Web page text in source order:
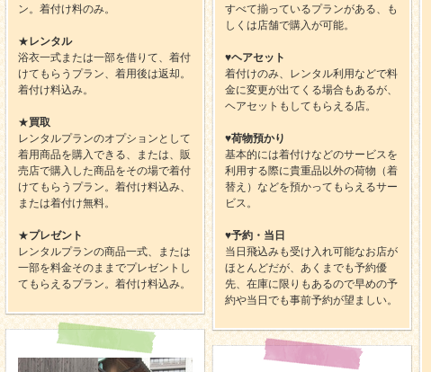
ン。着付け料のみ。
★ レンタル
浴衣一式または一部を借りて、着付
けてもらうプラン、着用後は返却。
着付け料込み。
★買取
レンタルプランのオプションとして
着用商品を購入できる、または、販
売店で購入した商品をその場で着付
けてもらうプラン。着付け料込み、
または着付け無料。
★プレゼント
レンタルプランの商品一式、または
一部を料金そのままでプレゼントし
てもらえるプラン。着付け料込み。
すべて揃っているプランがある、も
しくは店舗で購入が可能。
♥ヘアセット
着付けのみ、レンタル利用などで料
金に変更が出てくる場合もあるが、
ヘアセットもしてもらえる店。
♥荷物預かり
基本的には着付けなどのサービスを
利用する際に貴重品以外の荷物（着
替え）などを預かってもらえるサー
ビス。
♥予約・当日
当日飛込みも受け入れ可能なお店が
ほとんどだが、あくまでも予約優
先、在庫に限りもあるので早めの予
約や当日でも事前予約が望ましい。